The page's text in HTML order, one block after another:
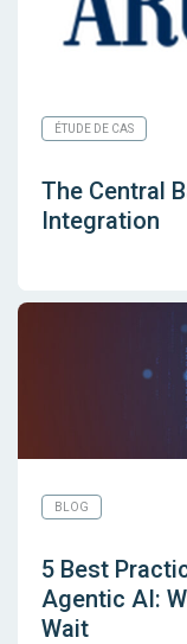
ÉTUDE DE CAS
The Central
Integration
BLOG
5 Best
Agentic AI:
Wait